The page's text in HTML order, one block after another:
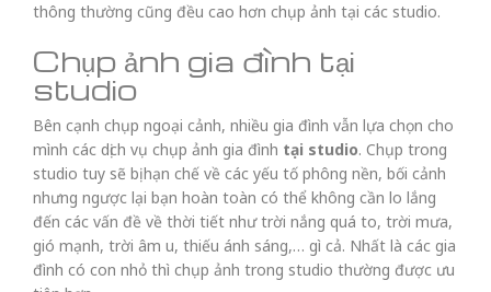
thông thường cũng đều cao hơn chụp ảnh tại các studio.
Chụp ảnh gia đình tại
studio
Bên cạnh chụp ngoại cảnh, nhiều gia đình vẫn lựa chọn cho
mình các dịch vụ chụp ảnh gia đình tại studio. Chụp trong
studio tuy sẽ bị hạn chế về các yếu tố phông nền, bối cảnh
nhưng ngược lại bạn hoàn toàn có thể không cần lo lắng
đến các vấn đề về thời tiết như trời nắng quá to, trời mưa,
gió mạnh, trời âm u, thiếu ánh sáng,… gì cả. Nhất là các gia
đình có con nhỏ thì chụp ảnh trong studio thường được ưu